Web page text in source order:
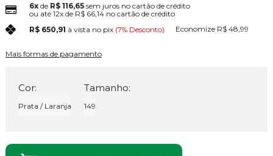
6xde R$ 116,65 sem juros no cartão de crédito
ou até 12xde R$ 66,14no cartão de crédito
R$ 650,91 à vista no pix (7% Desconto) Economize R$ 48,99
Mais formas de pagamento
Cor:
Prata / Laranja
Tamanho:
149